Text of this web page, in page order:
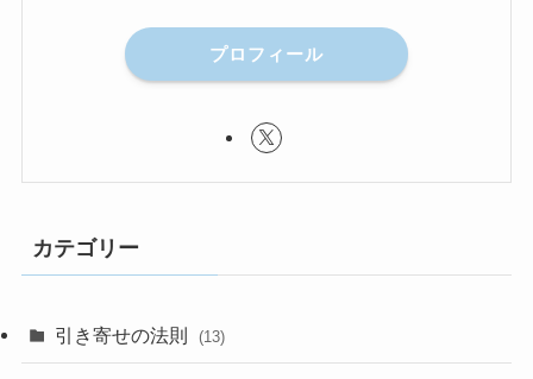
プロフィール
カテゴリー
引き寄せの法則 (13)